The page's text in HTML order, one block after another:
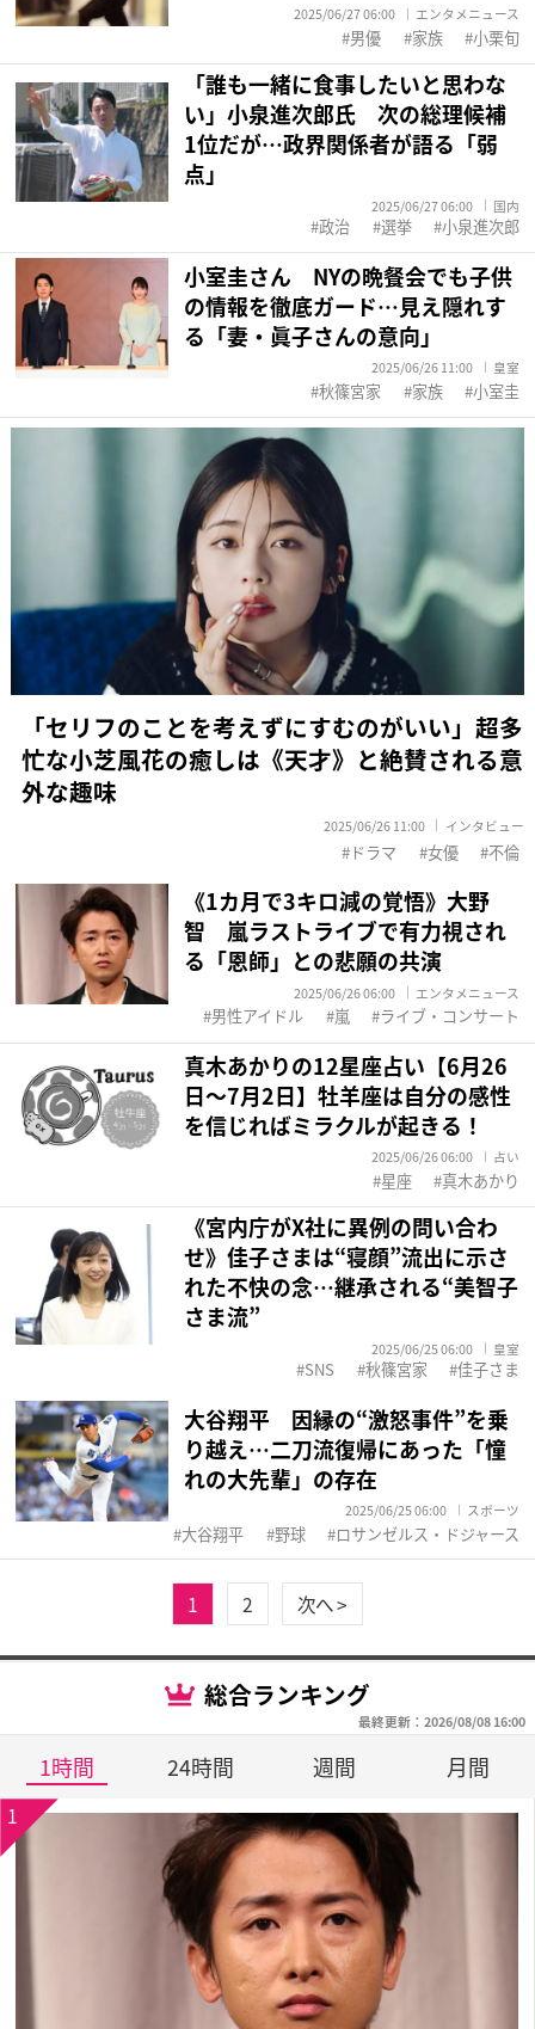
2025/06/27 06:00 エンタメニュース
男優 家族 小栗旬
「誰も一緒に食事したいと思わな
い」小泉進次郎氏 次の総理候補
1位だが…政界関係者が語る「弱
点」
2025/06/27 06:00 国内
政治 選挙 小泉進次郎
小室圭さん NYの晩餐会でも子供
の情報を徹底ガード…見え隠れす
る「妻・眞子さんの意向」
2025/06/26 11:00 皇室
秋篠宮家 家族 小室圭
「セリフのことを考えずにすむのがいい」超多
忙な小芝風花の癒しは《天才》と絶賛される意
外な趣味
2025/06/26 11:00 インタビュー
ドラマ 女優 不倫
《1カ月で3キロ減の覚悟》大野
智 嵐ラストライブで有力視され
る「恩師」との悲願の共演
2025/06/26 06:00 エンタメニュース
男性アイドル 嵐 ライブ・コンサート
真木あかりの12星座占い【6月26
日～7月2日】牡羊座は自分の感性
を信じればミラクルが起きる！
2025/06/26 06:00 占い
星座 真木あかり
《宮内庁がX社に異例の問い合わ
せ》佳子さまは“寝顔”流出に示さ
れた不快の念…継承される“美智子
さま流”
2025/06/25 06:00 皇室
SNS 秋篠宮家 佳子さま
大谷翔平 因縁の“激怒事件”を乗
り越え…二刀流復帰にあった「憧
れの大先輩」の存在
2025/06/25 06:00 スポーツ
大谷翔平 野球 ロサンゼルス・ドジャース
1 2 次へ >
総合ランキング
最終更新：2026/08/08 16:00
1時間 24時間 週間 月間
1